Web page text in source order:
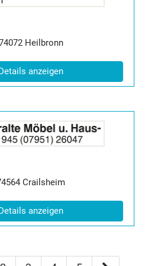
2011261
Info:
Ort:
Heilbronn
anzeigen(ID: 2011261)
der
Anzeige
|
Ort:
Crailsheim
anzeigen(ID: 2014649)